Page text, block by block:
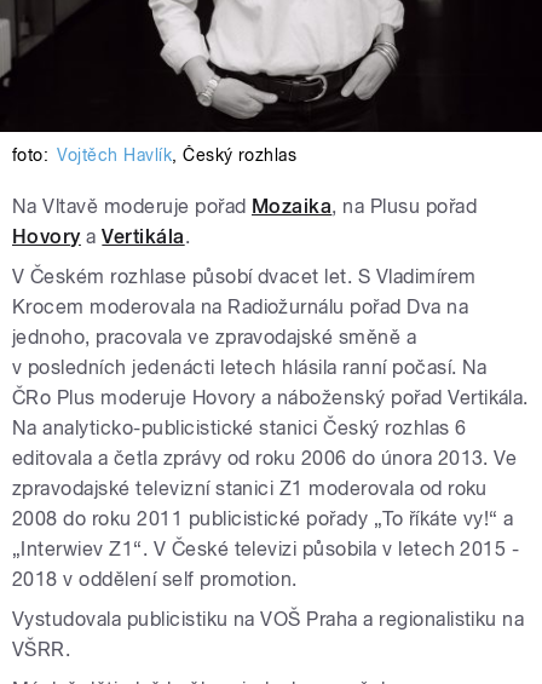
foto: Vojtěch Havlík,Český rozhlas
Na Vltavě moderuje pořad Mozaika, na Plusu pořad
Hovory aVertikála.
V Českém rozhlase působí dvacet let. S Vladimírem
Krocem moderovala na Radiožurnálu pořad Dva na
jednoho, pracovala ve zpravodajské směně a
v posledních jedenácti letech hlásila ranní počasí. Na
ČRo Plus moderuje Hovory a náboženský pořad Vertikála.
Na analyticko-publicistické stanici Český rozhlas 6
editovala a četla zprávy od roku 2006 do února 2013. Ve
zpravodajské televizní stanici Z1 moderovala od roku
2008 do roku 2011 publicistické pořady „To říkáte vy!“ a
„Interwiev Z1“. V České televizi působila v letech 2015 -
2018 v oddělení self promotion.
Vystudovala publicistiku na VOŠ Praha a regionalistiku na
VŠRR.